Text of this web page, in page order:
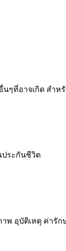
ที่อาจเกิด สำห
ประกันชีวิต
อุบัติเหตุ ค่ารัก